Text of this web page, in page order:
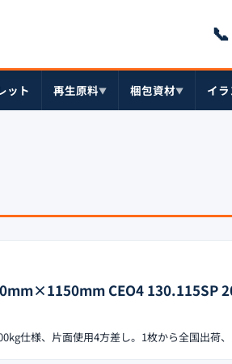
ット 再生原料▼ 梱包資材▼ イ
CEO4 130.115SP
仕様、片面使用4方差し。1枚から全国出荷、